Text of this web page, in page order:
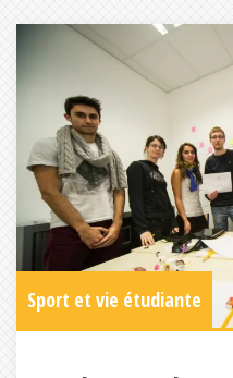
Sport et vie étudiante